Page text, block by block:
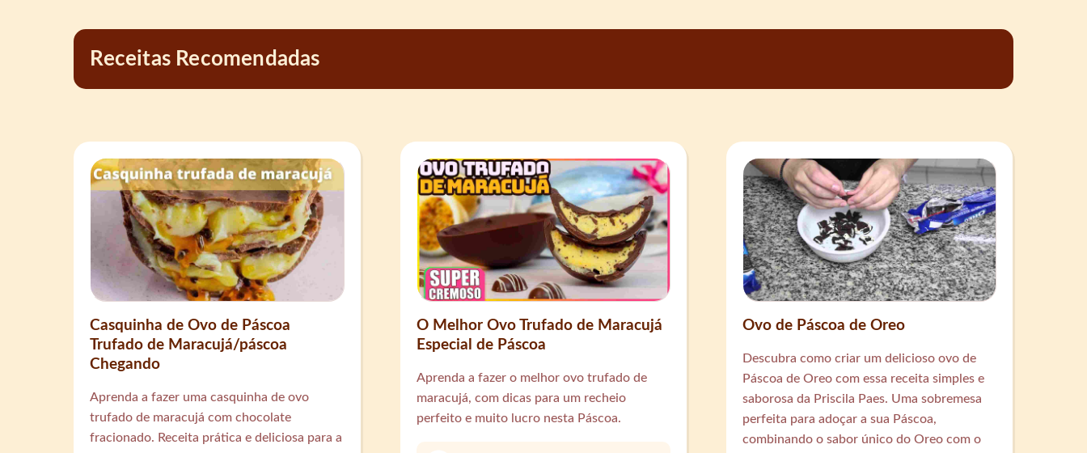
Receitas Recomendadas
Casquinha de Ovo de Páscoa
Trufado de Maracujá/páscoa
Chegando
Aprenda a fazer uma casquinha de ovo
trufado de maracujá com chocolate
fracionado. Receita prática e deliciosa para a
O Melhor Ovo Trufado de Maracujá
Especial de Páscoa
Aprenda a fazer o melhor ovo trufado de
maracujá, com dicas para um recheio
perfeito e muito lucro nesta Páscoa.
Ovo de Páscoa de Oreo
Descubra como criar um delicioso ovo de
Páscoa de Oreo com essa receita simples e
saborosa da Priscila Paes. Uma sobremesa
perfeita para adoçar a sua Páscoa,
combinando o sabor único do Oreo com o